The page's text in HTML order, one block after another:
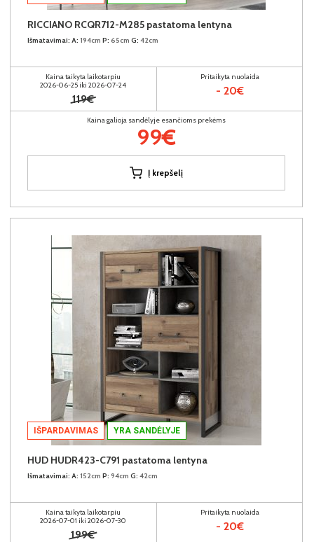
RICCIANO RCQR712-M285 pastatoma lentyna
Išmatavimai: A: 194cm P: 65cm G: 42cm
Kaina taikyta laikotarpiu
2026-06-25 iki 2026-07-24
119€
Pritaikyta nuolaida
- 20€
Kaina galioja sandėlyje esančioms prekėms
99€
Į krepšelį
IŠPARDAVIMAS YRA SANDĖLYJE
HUD HUDR423-C791 pastatoma lentyna
Išmatavimai: A: 152cm P: 94cm G: 42cm
Kaina taikyta laikotarpiu
2026-07-01 iki 2026-07-30
199€
Pritaikyta nuolaida
- 20€